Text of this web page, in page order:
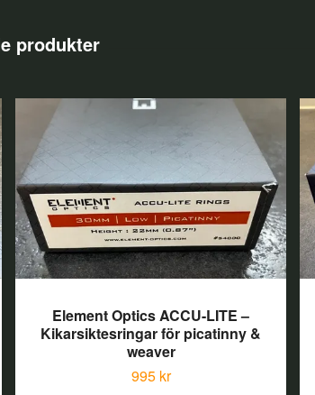
Element Optics ACCU-LITE –
Kikarsiktesringar för picatinny &
weaver
995 kr